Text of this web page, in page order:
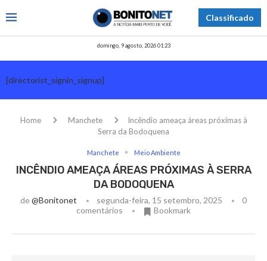
Classificado
domingo, 9 agosto, 2026 01:23
[directorist_signin_signup]
Home Manchete
Incêndio ameaça áreas próximas à
Serra da Bodoquena
Manchete Meio Ambiente
INCÊNDIO AMEAÇA ÁREAS PRÓXIMAS À SERRA
DA BODOQUENA
de@bonitonet segunda-feira, 15 setembro, 2025
0
comentários
Bookmark